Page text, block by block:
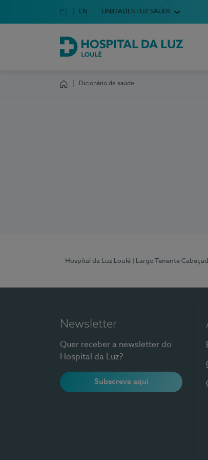
Escolha o seu idioma
Idioma em Português
PT English Language
EN UNIDADES LUZ SAÚDE
Hospital da Luz Loulé
Dicionário de saúde
Hospital da Luz Loulé | Largo Tenente
Newsletter
Quer receber a newsletter do
Hospital da Luz?
Subscreva aqui